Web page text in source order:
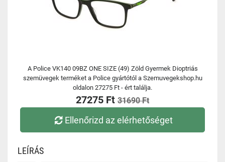
A Police VK140 09BZ ONE SIZE (49) Zöld Gyermek Dioptriás
szemüvegek terméket a Police gyártótól a Szemuvegekshop.hu
oldalon 27275 Ft - ért találja.
27275 Ft 31690 Ft
Ellenőrizd az elérhetőséget
LEÍRÁS